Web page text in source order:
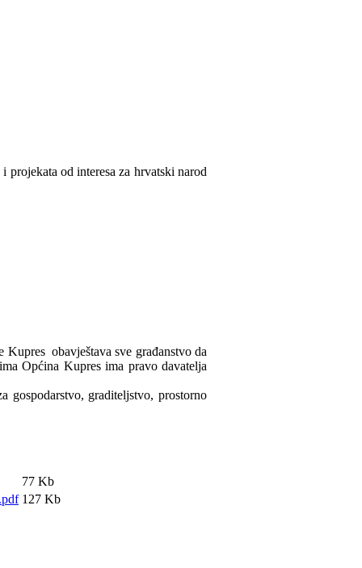
od interesa za hrvatski narod
obavještava sve građanstvo da
Općina Kupres ima pravo davatelja
graditeljstvo, prostorno
77 Kb
127 Kb